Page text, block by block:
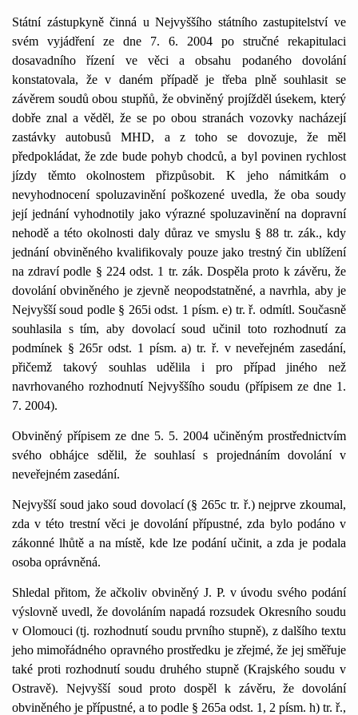
Státní zástupkyně činná u Nejvyššího státního zastupitelství ve
svém vyjádření ze dne 7. 6. 2004 po stručné rekapitulaci
dosavadního řízení ve věci a obsahu podaného dovolání
konstatovala, že v daném případě je třeba plně souhlasit se
závěrem soudů obou stupňů, že obviněný projížděl úsekem, který
dobře znal a věděl, že se po obou stranách vozovky nacházejí
zastávky autobusů MHD, a z toho se dovozuje, že měl
předpokládat, že zde bude pohyb chodců, a byl povinen rychlost
jízdy těmto okolnostem přizpůsobit. K jeho námitkám o
nevyhodnocení spoluzavinění poškozené uvedla, že oba soudy
její jednání vyhodnotily jako výrazné spoluzavinění na dopravní
nehodě a této okolnosti daly důraz ve smyslu § 88 tr. zák., kdy
jednání obviněného kvalifikovaly pouze jako trestný čin ublížení
na zdraví podle § 224 odst. 1 tr. zák. Dospěla proto k závěru, že
dovolání obviněného je zjevně neopodstatněné, a navrhla, aby je
Nejvyšší soud podle § 265i odst. 1 písm. e) tr. ř. odmítl. Současně
souhlasila s tím, aby dovolací soud učinil toto rozhodnutí za
podmínek § 265r odst. 1 písm. a) tr. ř. v neveřejném zasedání,
přičemž takový souhlas udělila i pro případ jiného než
navrhovaného rozhodnutí Nejvyššího soudu (přípisem ze dne 1.
7. 2004).
Obviněný přípisem ze dne 5. 5. 2004 učiněným prostřednictvím
svého obhájce sdělil, že souhlasí s projednáním dovolání v
neveřejném zasedání.
Nejvyšší soud jako soud dovolací (§ 265c tr. ř.) nejprve zkoumal,
zda v této trestní věci je dovolání přípustné, zda bylo podáno v
zákonné lhůtě a na místě, kde lze podání učinit, a zda je podala
osoba oprávněná.
Shledal přitom, že ačkoliv obviněný J. P. v úvodu svého podání
výslovně uvedl, že dovoláním napadá rozsudek Okresního soudu
v Olomouci (tj. rozhodnutí soudu prvního stupně), z dalšího textu
jeho mimořádného opravného prostředku je zřejmé, že jej směřuje
také proti rozhodnutí soudu druhého stupně (Krajského soudu v
Ostravě). Nejvyšší soud proto dospěl k závěru, že dovolání
obviněného je přípustné, a to podle § 265a odst. 1, 2 písm. h) tr. ř.,